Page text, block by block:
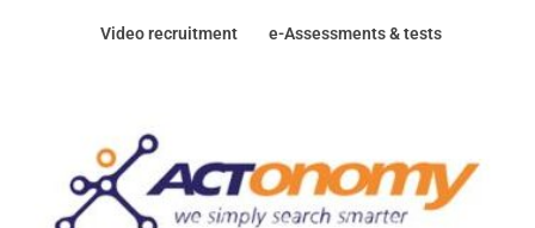
Video recruitment e-Assessments & tests